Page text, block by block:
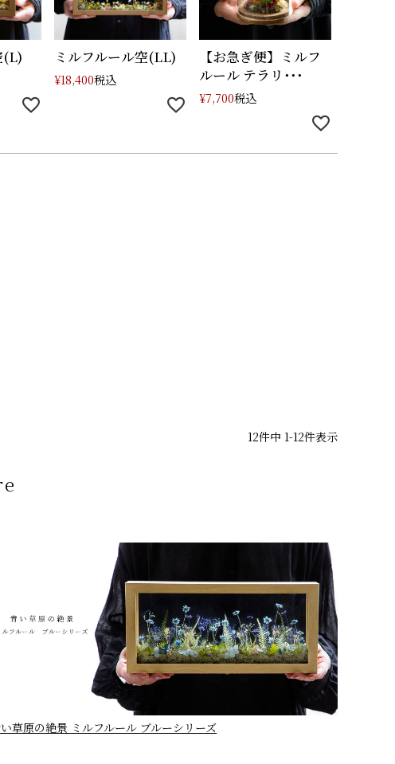
(L) ミルフルール空(LL)
¥18,400税込
【お急ぎ便】ミルフ
ルール テラリ･･･
¥7,700税込
12件中 1-12件表示
草原の絶景 ミルフルール ブルーシリーズ